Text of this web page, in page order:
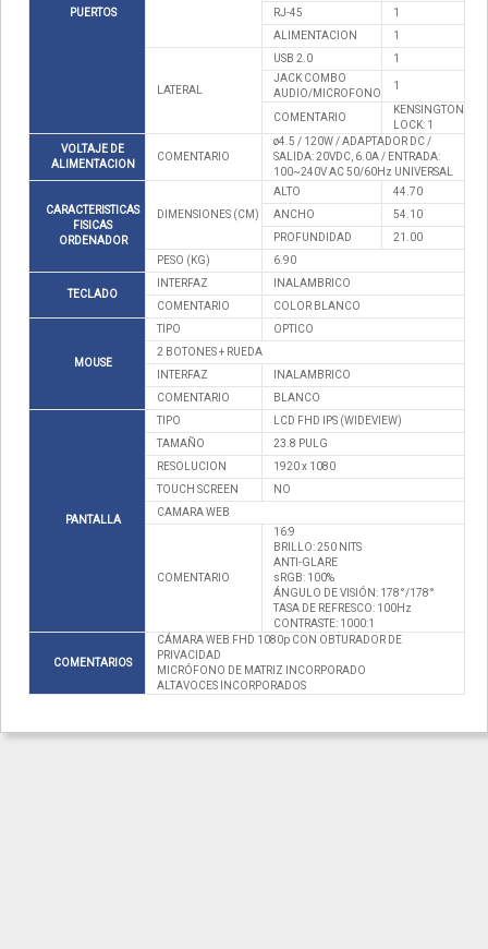
PUERTOS RJ-45
1
ALIMENTACION
1
LATERAL
USB 2.0
1
JACK COMBO
AUDIO/MICROFONO
1
COMENTARIO
KENSINGTON
LOCK: 1
VOLTAJE DE
ALIMENTACION
COMENTARIO
ø4.5 / 120W / ADAPTADOR DC /
SALIDA: 20VDC, 6.0A / ENTRADA:
100~240V AC 50/60Hz UNIVERSAL
CARACTERISTICAS
FISICAS
ORDENADOR
DIMENSIONES (CM)
ALTO
44.70
ANCHO
54.10
PROFUNDIDAD
21.00
PESO (KG)
6.90
TECLADO
INTERFAZ
INALAMBRICO
COMENTARIO
COLOR BLANCO
MOUSE
TIPO
OPTICO
2 BOTONES + RUEDA
INTERFAZ
INALAMBRICO
COMENTARIO
BLANCO
PANTALLA
TIPO
LCD FHD IPS (WIDEVIEW)
TAMAÑO
23.8 PULG
RESOLUCION
1920 x 1080
TOUCH SCREEN
NO
CAMARA WEB
COMENTARIO
16:9
BRILLO: 250 NITS
ANTI-GLARE
sRGB: 100%
ÁNGULO DE VISIÓN: 178°/178°
TASA DE REFRESCO: 100Hz
CONTRASTE: 1000:1
COMENTARIOS
CÁMARA WEB FHD 1080p CON OBTURADOR DE
PRIVACIDAD
MICRÓFONO DE MATRIZ INCORPORADO
ALTAVOCES INCORPORADOS